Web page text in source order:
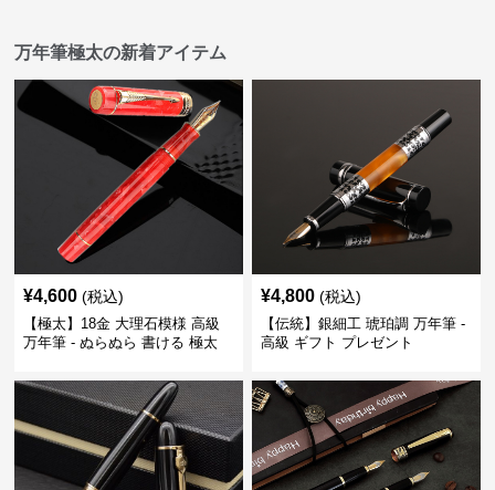
万年筆極太の新着アイテム
¥4,600 (税込)
【極太】18金 大理石模様 高級
万年筆 - ぬらぬら 書ける 極太
¥4,800 (税込)
【伝統】銀細工 琥珀調 万年筆 -
高級 ギフト プレゼント